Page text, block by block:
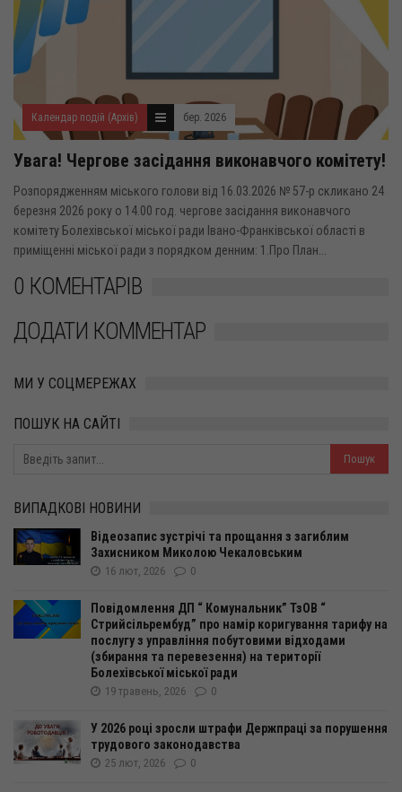
Календар подій (Архів) бер. 2026
Увага! Чергове засідання виконавчого комітету!
Розпорядженням міського голови від 16.03.2026 № 57-р скликано 24
березня 2026 року о 14.00 год. чергове засідання виконавчого
комітету Болехівської міської ради Івано-Франківської області в
приміщенні міської ради з порядком денним: 1.Про План...
0 КОМЕНТАРІВ
ДОДАТИ КОММЕНТАР
МИ У СОЦМЕРЕЖАХ
ПОШУК НА САЙТІ
ВИПАДКОВІ НОВИНИ
Відеозапис зустрічі та прощання з загиблим
Захисником Миколою Чекаловським
16 лют, 2026 0
Повідомлення ДП “ Комунальник” ТзОВ “
Стрийсільрембуд” про намір коригування тарифу на
послугу з управління побутовими відходами
(збирання та перевезення) на території
Болехівської міської ради
19 травень, 2026 0
У 2026 році зросли штрафи Держпраці за порушення
трудового законодавства
25 лют, 2026 0